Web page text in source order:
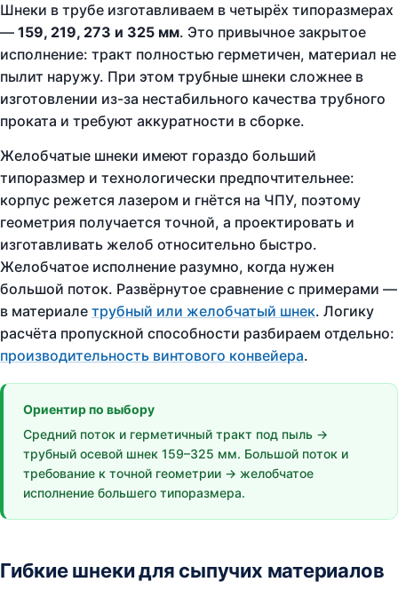
Шнеки в трубе изготавливаем в четырёх типоразмерах
— 159, 219, 273 и 325 мм. Это привычное закрытое
исполнение: тракт полностью герметичен, материал не
пылит наружу. При этом трубные шнеки сложнее в
изготовлении из-за нестабильного качества трубного
проката и требуют аккуратности в сборке.
Желобчатые шнеки имеют гораздо больший
типоразмер и технологически предпочтительнее:
корпус режется лазером и гнётся на ЧПУ, поэтому
геометрия получается точной, а проектировать и
изготавливать желоб относительно быстро.
Желобчатое исполнение разумно, когда нужен
большой поток. Развёрнутое сравнение с примерами —
в материале трубный или желобчатый шнек. Логику
расчёта пропускной способности разбираем отдельно:
производительность винтового конвейера.
Ориентир по выбору
Средний поток и герметичный тракт под пыль →
трубный осевой шнек 159–325 мм. Большой поток и
требование к точной геометрии → желобчатое
исполнение большего типоразмера.
Гибкие шнеки для сыпучих материалов